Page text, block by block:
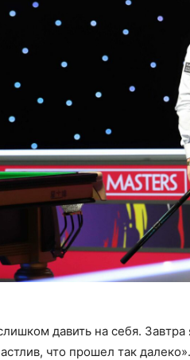
давить на себя.
что прошел так далеко».